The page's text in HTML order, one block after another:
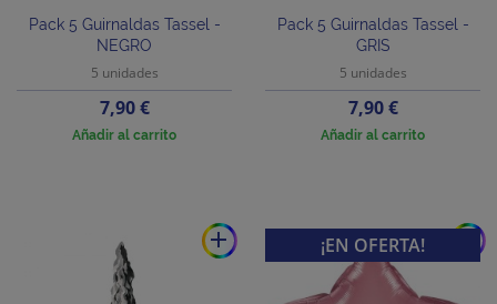
Pack 5 Guirnaldas Tassel -
NEGRO
5 unidades
Precio
7,90 €
Añadir al carrito
Pack 5 Guirnaldas Tassel -
GRIS
5 unidades
Precio
7,90 €
Añadir al carrito
add add
¡EN OFERTA!